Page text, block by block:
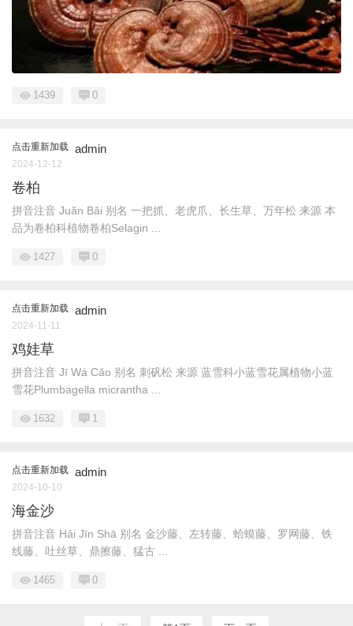
1439 0
点击重新加载 admin
2024-12-12
卷柏
拼音注音 Juǎn Bǎi 别名 一把抓、老虎爪、长生草、万年松 来源 本
品为卷柏科植物卷柏Selagin ...
1427 0
点击重新加载 admin
2024-11-11
鸡娃草
拼音注音 Jī Wá Cǎo 别名 刺矾松 来源 蓝雪科小蓝雪花属植物小蓝
雪花Plumbagella micrantha ...
1632 1
点击重新加载 admin
2024-10-10
海金沙
拼音注音 Hǎi Jīn Shā 别名 金沙藤、左转藤、蛤蟆藤、罗网藤、铁
线藤、吐丝草、鼎擦藤、猛古 ...
1465 0